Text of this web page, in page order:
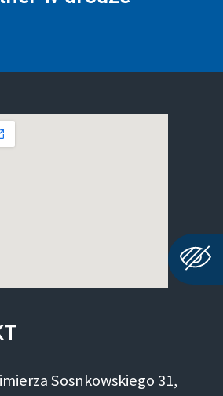
Sosnkowskiego 31,